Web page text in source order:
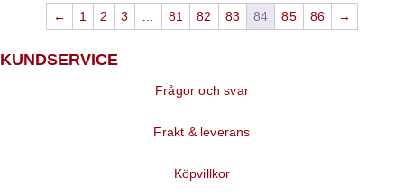
← 1 2 3 81 82 83 84 85 86 →
KUNDSERVICE
Frågor och svar
Frakt & leverans
Köpvillkor